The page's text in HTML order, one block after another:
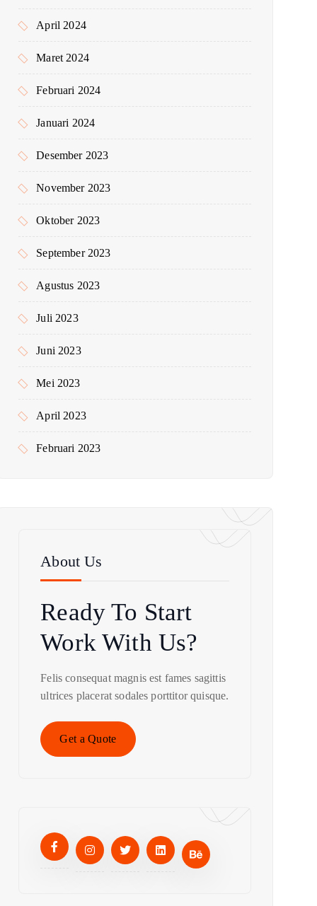
April 2024
Maret 2024
Februari 2024
Januari 2024
Desember 2023
November 2023
Oktober 2023
September 2023
Agustus 2023
Juli 2023
Juni 2023
Mei 2023
April 2023
Februari 2023
About Us
Ready To Start
Work With Us?
Felis consequat magnis est fames sagittis
ultrices placerat sodales porttitor quisque.
Get a Quote